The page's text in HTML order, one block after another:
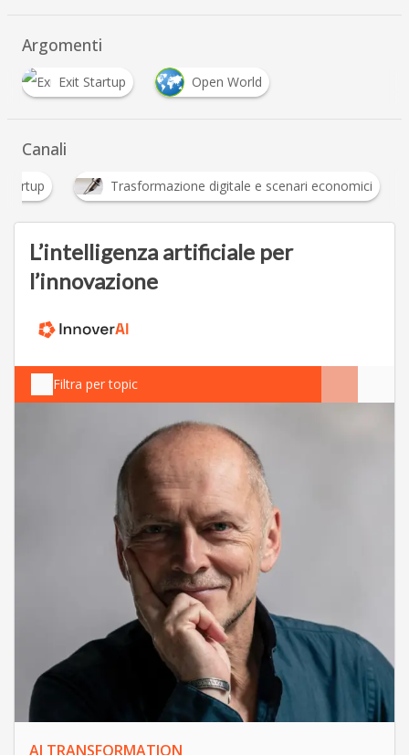
Argomenti
Exit Startup Open World
Canali
Startup Trasformazione digitale e scenari
L’intelligenza artificiale per
l’innovazione
Filtra per topic
AI TRANSFORMATION